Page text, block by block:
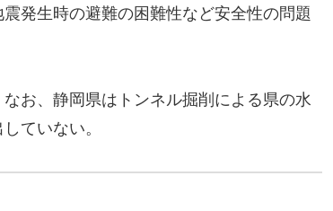
発生時の避難の困難性など安全性の問題
お、静岡県はトンネル掘削による県の水
ていない。